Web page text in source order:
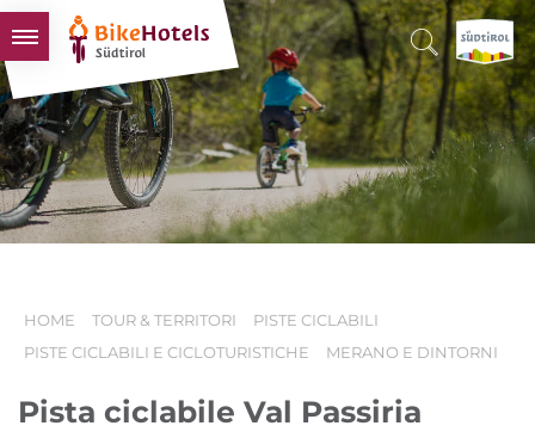
BIKEHOTELS
HOTELS & PACCHETTI
TOUR & TERRITORI
L'ALTO ADIGE & NOI
HOME TOUR & TERRITORI
PISTE CICLABILI
PISTE CICLABILI E CICLOTURISTICHE
MERANO E DINTORNI
Pista ciclabile Val Passiria